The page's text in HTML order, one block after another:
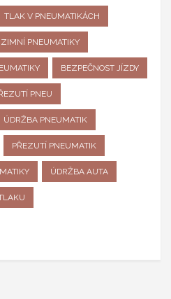
TLAK V PNEUMATIKÁCH
ZIMNÍ PNEUMATIKY
BEZPEČNOST JÍZDY
PNEU
ÚDRŽBA PNEUMATIK
PŘEZUTÍ PNEUMATIK
ÚDRŽBA AUTA